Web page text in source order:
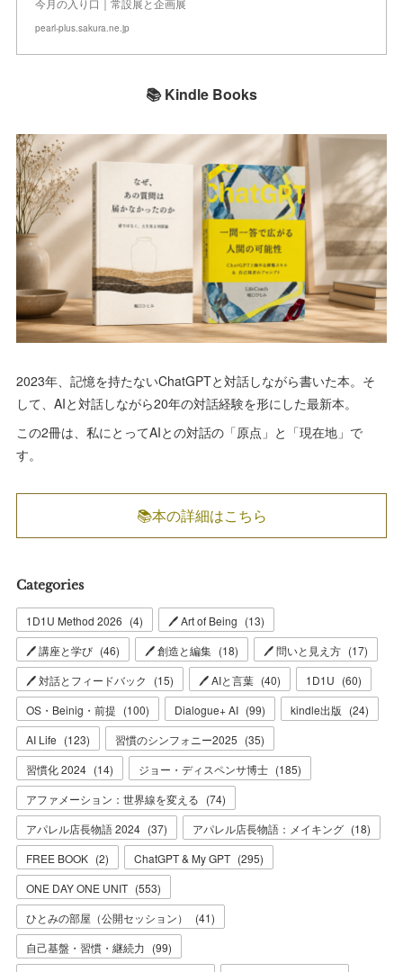
今月の入り口｜常設展と企画展
pearl-plus.sakura.ne.jp
📚 Kindle Books
2023年、記憶を持たないChatGPTと対話しながら書いた本。そ
して、AIと対話しながら20年の対話経験を形にした最新本。
この2冊は、私にとってAIとの対話の「原点」と「現在地」で
す。
📚本の詳細はこちら
Categories
1D1U Method 2026 (4) 🖊 Art of Being (13)
🖊 講座と学び (46) 🖊 創造と編集 (18) 🖊 問いと見え方 (17)
🖊 対話とフィードバック
(15) 🖊 AIと言葉 (40) 1D1U (60)
OS・Beinig・前提 (100) Dialogue+ AI (99) kindle出版 (24)
AI Life (123) 習慣のシンフォニー2025 (35)
習慣化 2024 (14) ジョー・ディスペンサ博士 (185)
アファメーション：世界線を変える (74)
アパレル店長物語 2024 (37) アパレル店長物語：メイキング (18)
FREE BOOK (2) ChatGPT & My GPT (295)
ONE DAY ONE UNIT (553)
ひとみの部屋（公開セッション）
(41)
自己基盤・習慣・継続力 (99)